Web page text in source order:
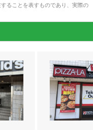
ることを表すものであり、実際の